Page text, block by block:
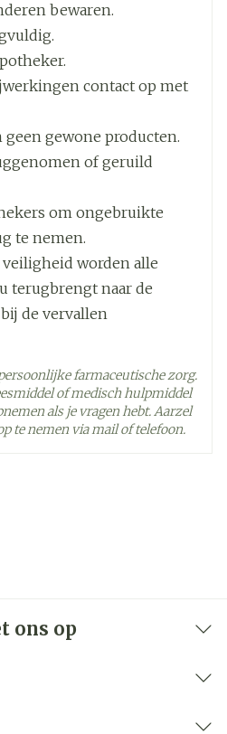
mm
natrium
bewaren.
contact op met
gewone producten.
of geruild
om ongebruikte
te nemen.
worden alle
terugbrengt naar de
de vervallen
farmaceutische zorg.
of medisch hulpmiddel
als je vragen hebt. Aarzel
te nemen via mail of telefoon.
ons op